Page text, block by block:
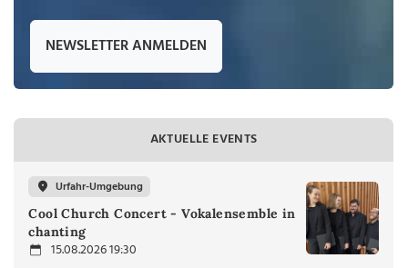
NEWSLETTER ANMELDEN
AKTUELLE EVENTS
Urfahr-Umgebung
Cool Church Concert - Vokalensemble in
chanting
15.08.2026 19:30